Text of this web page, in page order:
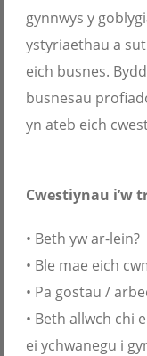
gynnwys y
ystyriaethau a
eich busnes.
busnesau
yn ateb eich
Cwestiynau i’w
• Beth yw ar-lein?
• Ble mae eich
• Pa gostau /
• Beth allwch chi
ei ychwanegu i